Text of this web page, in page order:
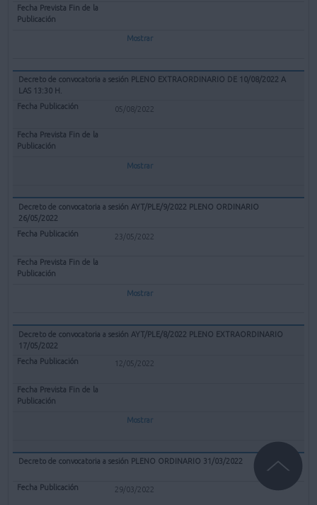
Mostrar
Decreto de convocatoria a sesión PLENO EXTRAORDINARIO DE 10/08/2022 A
LAS 13:30 H.
05/08/2022
Mostrar
Decreto de convocatoria a sesión AYT/PLE/9/2022 PLENO ORDINARIO
26/05/2022
23/05/2022
Mostrar
Decreto de convocatoria a sesión AYT/PLE/8/2022 PLENO EXTRAORDINARIO
17/05/2022
12/05/2022
Mostrar
Decreto de convocatoria a sesión PLENO ORDINARIO 31/03/2022
29/03/2022